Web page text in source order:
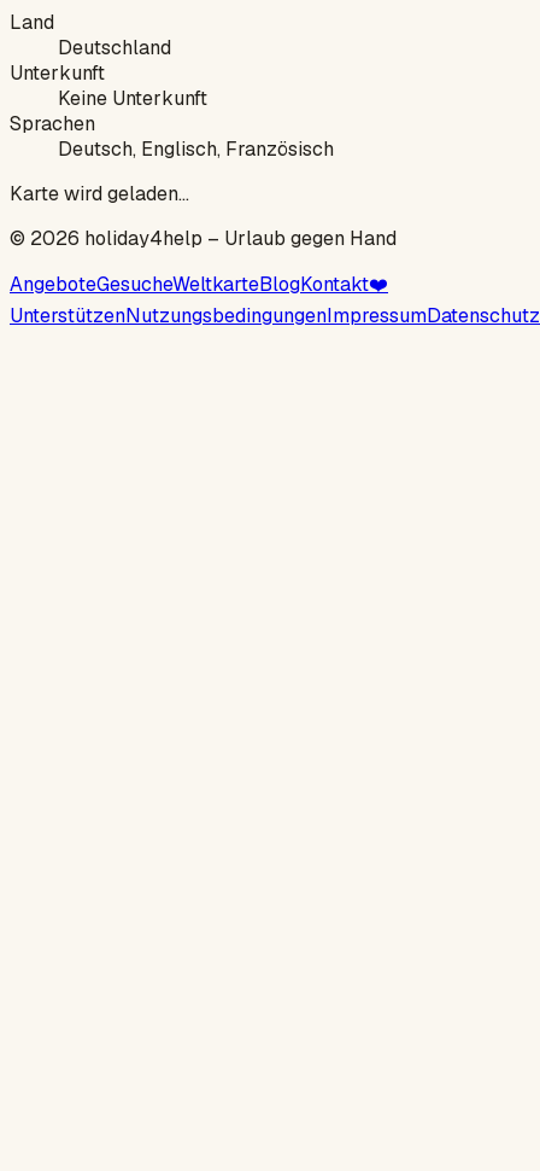
Land
Deutschland
Unterkunft
Keine Unterkunft
Sprachen
Deutsch, Englisch, Französisch
Karte wird geladen…
© 2026 holiday4help – Urlaub gegen Hand
AngeboteGesucheWeltkarteBlogKontakt❤️
UnterstützenNutzungsbedingungenImpressumDatenschutz